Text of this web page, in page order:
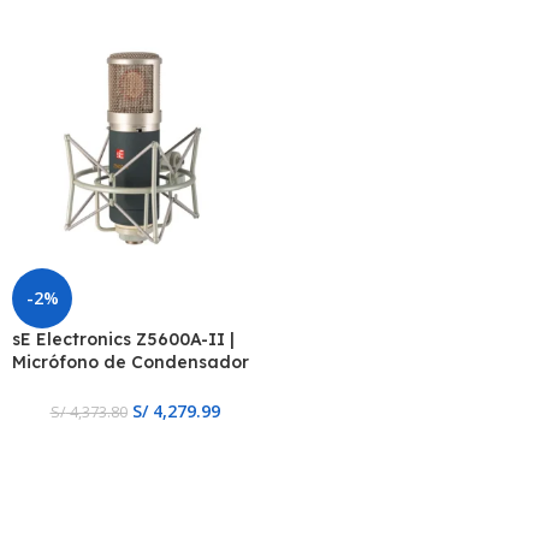
-2%
sE Electronics Z5600A-II |
Micrófono de Condensador
Grande
S/4,373.80 S/4,279.99